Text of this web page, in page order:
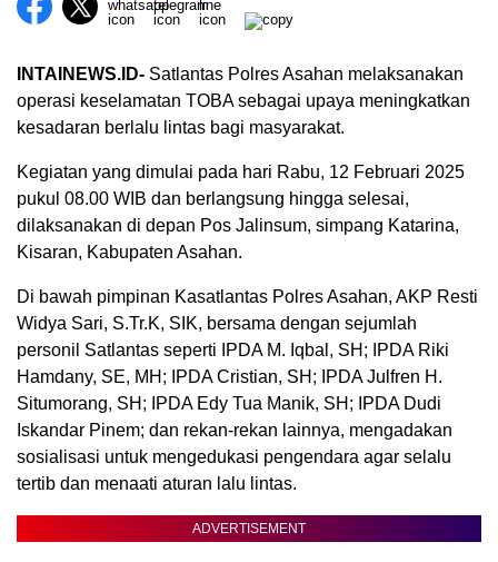
INTAINEWS.ID- Satlantas Polres Asahan melaksanakan
operasi keselamatan TOBA sebagai upaya meningkatkan
kesadaran berlalu lintas bagi masyarakat.
Kegiatan yang dimulai pada hari Rabu, 12 Februari 2025
pukul 08.00 WIB dan berlangsung hingga selesai,
dilaksanakan di depan Pos Jalinsum, simpang Katarina,
Kisaran, Kabupaten Asahan.
Di bawah pimpinan Kasatlantas Polres Asahan, AKP Resti
Widya Sari, S.Tr.K, SIK, bersama dengan sejumlah
personil Satlantas seperti IPDA M. Iqbal, SH; IPDA Riki
Hamdany, SE, MH; IPDA Cristian, SH; IPDA Julfren H.
Situmorang, SH; IPDA Edy Tua Manik, SH; IPDA Dudi
Iskandar Pinem; dan rekan-rekan lainnya, mengadakan
sosialisasi untuk mengedukasi pengendara agar selalu
tertib dan menaati aturan lalu lintas.
ADVERTISEMENT
Biru Kuning Geometris Modern Rekrutmen Staf
Kantor Poster Horizontal